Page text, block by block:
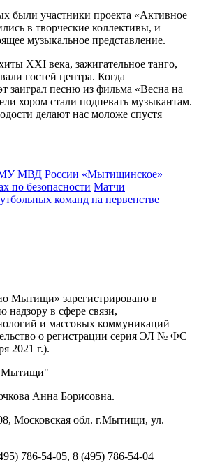
были участники проекта «Активное
в творческие коллективы, и
музыкальное представление.
XXI века, зажигательное танго,
гостей центра. Когда
заиграл песню из фильма «Весна на
хором стали подпевать музыкантам.
делают нас моложе спустя
МУ МВД России «Мытищинское»
по безопасности Матчи
команд на первенстве
Мытищи» зарегистрировано в
надзору в сфере связи,
и массовых коммуникаций
о регистрации серия ЭЛ № ФС
2021 г.).
Мытищи"
Анна Борисовна.
Московская обл. г.Мытищи, ул.
786-54-05, 8 (495) 786-54-04